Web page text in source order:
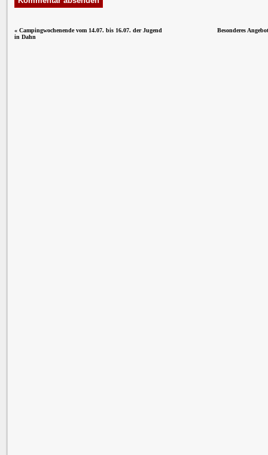
« Campingwochenende vom 14.07. bis 16.07. der Jugend
in Dahn
Besonderes